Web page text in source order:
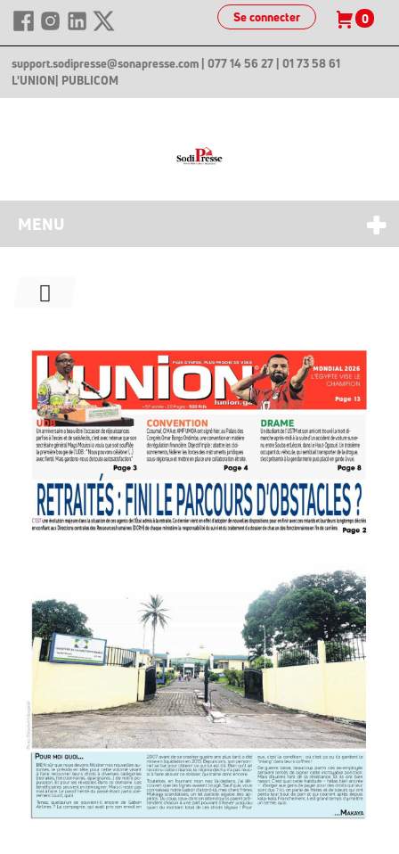
Se connecter 0
support.sodipresse@sonapresse.com | 077 14 56 27 | 01 73 58 61
L'UNION | PUBLICOM
MENU